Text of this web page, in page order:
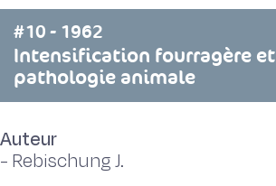
#10 - 1962
Intensification fourragère et
pathologie animale
Auteur
- Rebischung J.